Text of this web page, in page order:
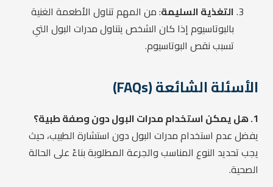
التغذية السليمة: من المهم تناول الأطعمة الغنية
بالبوتاسيوم إذا كان الشخص يتناول مدرات البول التي
تسبب نقص البوتاسيوم.
الأسئلة الشائعة (FAQs)
1. هل يمكن استخدام مدرات البول دون وصفة طبية؟
يفضل عدم استخدام مدرات البول دون استشارة الطبيب، حيث
يجب تحديد النوع المناسب والجرعة المطلوبة بناءً على الحالة
الصحية.